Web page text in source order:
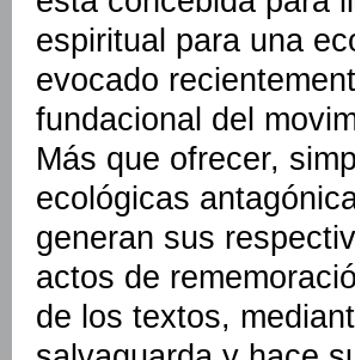
espiritual para una
evocado
fundacional del
Más que ofrecer,
ecológicas
generan sus
actos de
de los textos,